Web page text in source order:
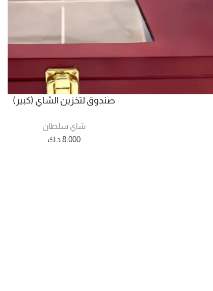
صندوق لتخزين الشاي (كبير)
شاي سلطان
8.000 د.ك